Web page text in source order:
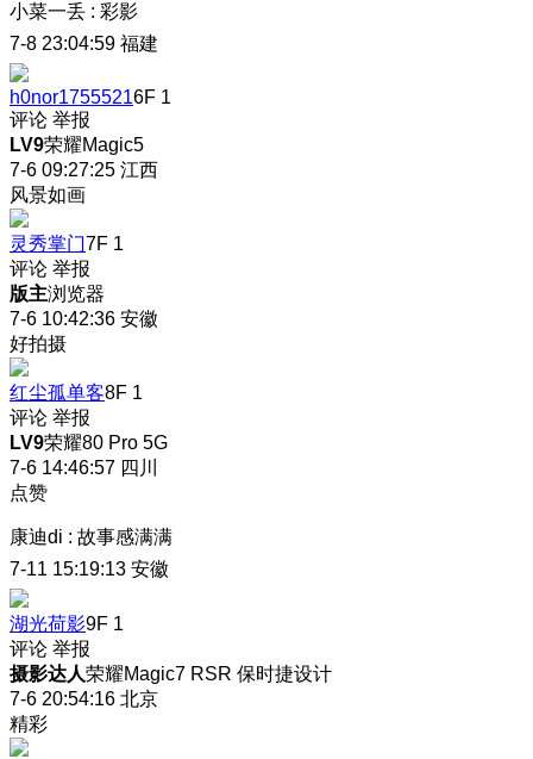
小菜一丢 : 彩影
7-8 23:04:59 福建
h0nor17555216F 1
评论 举报
LV9荣耀Magic5
7-6 09:27:25 江西
风景如画
灵秀掌门7F 1
评论 举报
版主浏览器
7-6 10:42:36 安徽
好拍摄
红尘孤单客8F 1
评论 举报
LV9荣耀80 Pro 5G
7-6 14:46:57 四川
点赞
康迪di : 故事感满满
7-11 15:19:13 安徽
湖光荷影9F 1
评论 举报
摄影达人荣耀Magic7 RSR 保时捷设计
7-6 20:54:16 北京
精彩